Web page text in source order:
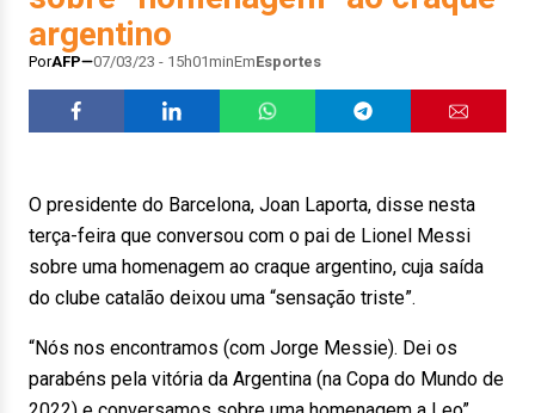
argentino
PorAFP 07/03/23 - 15h01minEmEsportes
O presidente do Barcelona, Joan Laporta, disse nesta
terça-feira que conversou com o pai de Lionel Messi
sobre uma homenagem ao craque argentino, cuja saída
do clube catalão deixou uma “sensação triste”.
“Nós nos encontramos (com Jorge Messie). Dei os
parabéns pela vitória da Argentina (na Copa do Mundo de